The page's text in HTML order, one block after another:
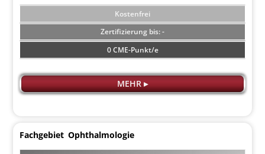
Kostenfrei
-
0 CME-Punkt/e
MEHR ▸
Fachgebiet Ophthalmologie